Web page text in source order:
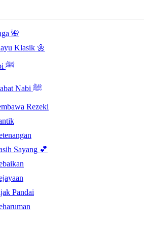
🌺
Klasik 🌼
Inspirasi Nama Nabi ﷺ
Inspirasi Nama Sahabat Nabi ﷺ
Rezeki
Sayang 💕
Pandai